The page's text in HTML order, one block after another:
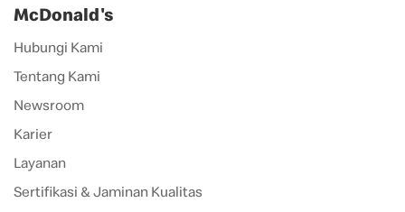
McDonald's
Hubungi Kami
Tentang Kami
Newsroom
Karier
Layanan
Sertifikasi & Jaminan Kualitas